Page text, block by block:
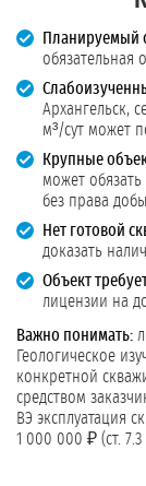
Планируемый
обязательная
Архангельск,
м³/сут может
Крупные
может
без права
Нет готовой
доказать
Объект
лицензии на
Важно понимать:
Геологическое
конкретной
средством
ВЭ эксплуатация
1 000 000 ₽ (ст.